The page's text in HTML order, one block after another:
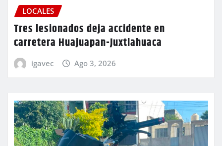
LOCALES
Tres lesionados deja accidente en
carretera Huajuapan-Juxtlahuaca
igavec Ago 3, 2026